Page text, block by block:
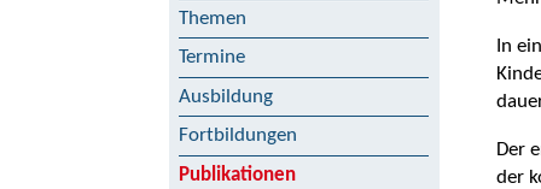
Themen
Termine
Ausbildung
Fortbildungen
Publikationen
In
Der
der